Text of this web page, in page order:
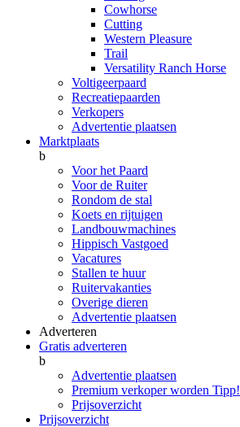
Cowhorse
Cutting
Western Pleasure
Trail
Versatility Ranch Horse
Voltigeerpaard
Recreatiepaarden
Verkopers
Advertentie plaatsen
Marktplaats
b
Voor het Paard
Voor de Ruiter
Rondom de stal
Koets en rijtuigen
Landbouwmachines
Hippisch Vastgoed
Vacatures
Stallen te huur
Ruitervakanties
Overige dieren
Advertentie plaatsen
Adverteren
Gratis adverteren
b
Advertentie plaatsen
Premium verkoper worden Tipp!
Prijsoverzicht
Prijsoverzicht